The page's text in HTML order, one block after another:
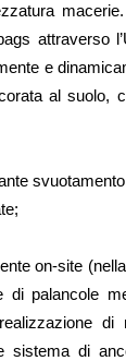
attraverso
e
al suolo,
on-site (nella
palancole
di
sistema di